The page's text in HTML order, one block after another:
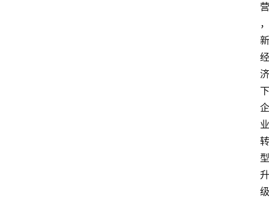
营
，
新
经
济
下
企
业
转
型
升
级